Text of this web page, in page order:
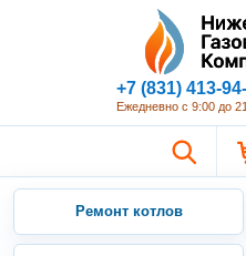
+7 (831) 413-
Ежедневно с 9:00 до
Ремонт котлов